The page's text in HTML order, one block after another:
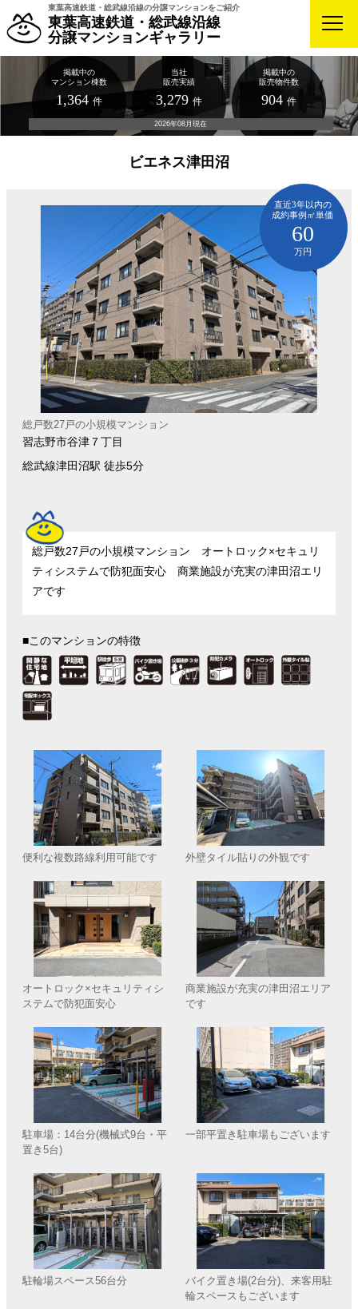
東葉高速鉄道・総武線沿線の分譲マンションをご紹介
東葉高速鉄道・総武線沿線
分譲マンションギャラリー
掲載中の
マンション棟数
1,364 件
当社
販売実績
3,279 件
掲載中の
販売物件数
904 件
2026年08月現在
ビエネス津田沼
直近3年以内の
成約事例㎡単価
60
万円
総戸数27戸の小規模マンション
習志野市谷津７丁目
総武線津田沼駅 徒歩5分
総戸数27戸の小規模マンション オートロック×セキュリ
ティシステムで防犯面安心 商業施設が充実の津田沼エリ
アです
■このマンションの特徴
便利な複数路線利用可能です 外壁タイル貼りの外観です
オートロック×セキュリティシ
ステムで防犯面安心
商業施設が充実の津田沼エリア
です
駐車場：14台分(機械式9台・平
置き5台)
一部平置き駐車場もございます
駐輪場スペース56台分
バイク置き場(2台分)、来客用駐
輪スペースもございます